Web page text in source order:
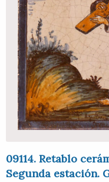
09114. Retablo
Segunda estación.